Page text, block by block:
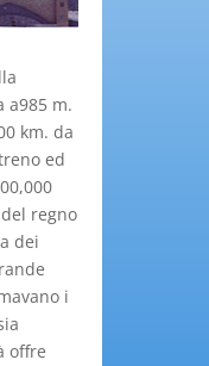
a985 m.
km. da
ed
regno
dei
i
offre